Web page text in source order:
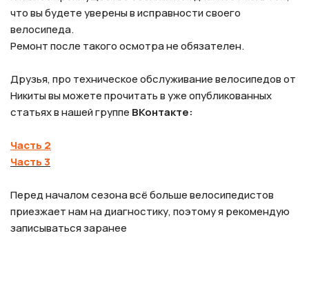
что вы будете уверены в исправности своего
велосипеда.
Ремонт после такого осмотра не обязателен.
Друзья, про техническое обслуживание велосипедов от
Никиты вы можете прочитать в уже опубликованных
статьях в нашей группе ВКонтакте:
Часть 2
Часть 3
Перед началом сезона всё больше велосипедистов
приезжает нам на диагностику, поэтому я рекомендую
записываться заранее